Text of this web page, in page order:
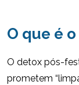
O que é
O detox pós-
prometem